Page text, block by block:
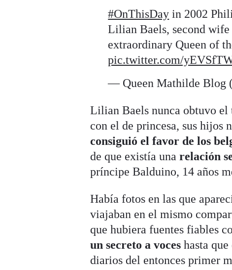
#OnThisDay in 2002
Lilian Baels, second
extraordinary Queen of
pic.twitter.com/
— Queen Mathilde Blog
Lilian Baels nunca obtuvo el
con el de princesa, sus hijos
consiguió el favor de los
de que existía unarelación
príncipe Balduino, 14 años
Había fotos en las que
viajaban en el mismo
que hubiera fuentes fiables
un secreto a voces hasta
diarios del entonces primer